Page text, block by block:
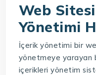
Web
Yönetimi
İçerik yönetimi bir
yönetmeye yarayan
içerikleri yönetim